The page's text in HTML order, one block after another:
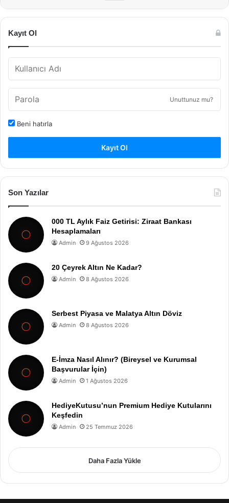
Kayıt Ol
Unuttunuz mu?
Beni hatırla
Kayıt Ol
Son Yazılar
000 TL Aylık Faiz Getirisi: Ziraat Bankası
Hesaplamaları
Admin 9 Ağustos 2026
20 Çeyrek Altın Ne Kadar?
Admin 8 Ağustos 2026
Serbest Piyasa ve Malatya Altın Döviz
Admin 8 Ağustos 2026
E-İmza Nasıl Alınır? (Bireysel ve Kurumsal
Başvurular İçin)
Admin 1 Ağustos 2026
HediyeKutusu’nun Premium Hediye Kutularını
Keşfedin
Admin 25 Temmuz 2026
Daha Fazla Yükle